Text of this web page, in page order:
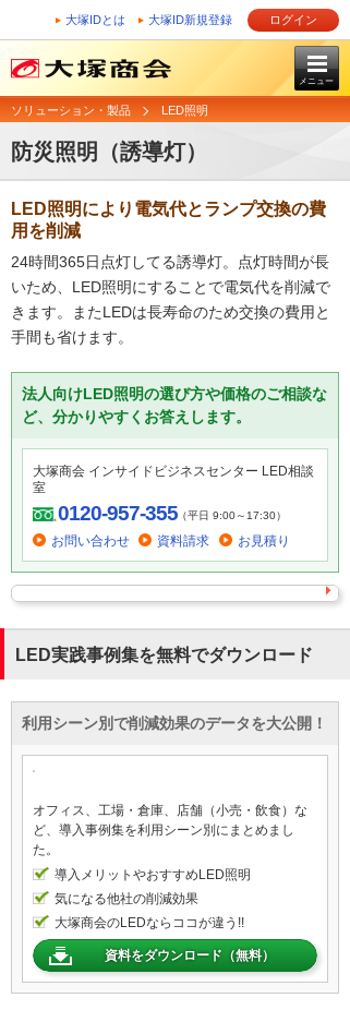
大塚IDとは 大塚ID新規登録 ログイン
メニュー
ソリューション・製品 LED照明
防災照明（誘導灯）
LED照明により電気代とランプ交換の費
用を削減
24時間365日点灯してる誘導灯。点灯時間が長
いため、LED照明にすることで電気代を削減で
きます。またLEDは長寿命のため交換の費用と
手間も省けます。
法人向けLED照明の選び方や価格のご相談な
ど、分かりやすくお答えします。
大塚商会 インサイドビジネスセンター LED相談
室
0120-957-355（平日 9:00～17:30）
お問い合わせ 資料請求 お見積り
LED実践事例集を無料でダウンロード
利用シーン別で削減効果のデータを大公開！
オフィス、工場・倉庫、店舗（小売・飲食）な
ど、導入事例集を利用シーン別にまとめまし
た。
導入メリットやおすすめLED照明
気になる他社の削減効果
大塚商会のLEDならココが違う!!
資料をダウンロード（無料）